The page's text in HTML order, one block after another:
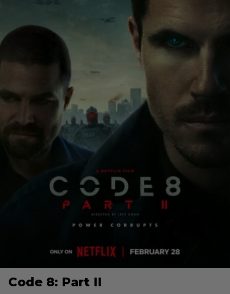
Code 8: Part II